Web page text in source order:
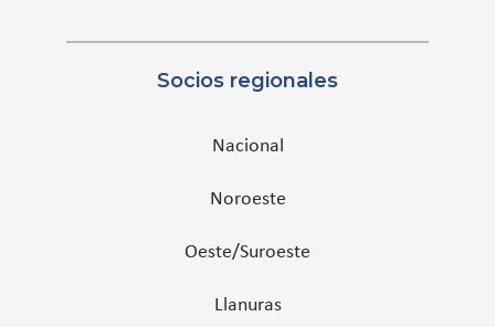
Socios regionales
Nacional
Noroeste
Oeste/Suroeste
Llanuras